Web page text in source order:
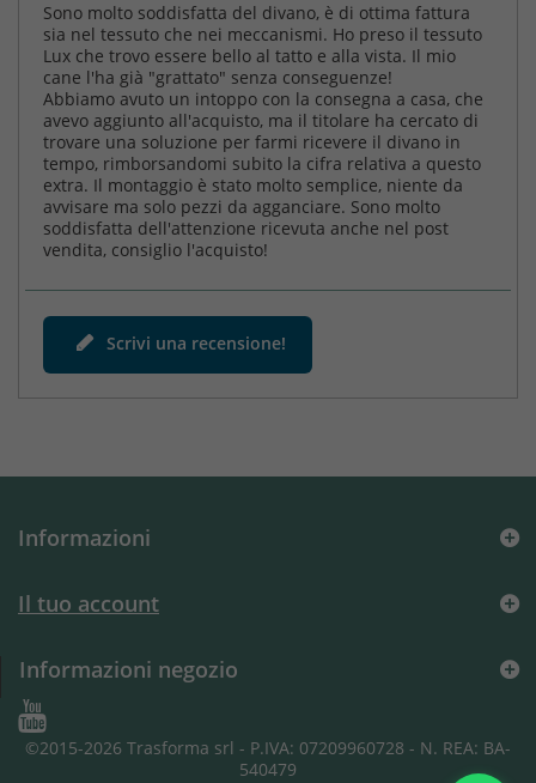
Sono molto soddisfatta del divano, è di ottima fattura
sia nel tessuto che nei meccanismi. Ho preso il tessuto
Lux che trovo essere bello al tatto e alla vista. Il mio
cane l'ha già "grattato" senza conseguenze!
Abbiamo avuto un intoppo con la consegna a casa, che
avevo aggiunto all'acquisto, ma il titolare ha cercato di
trovare una soluzione per farmi ricevere il divano in
tempo, rimborsandomi subito la cifra relativa a questo
extra. Il montaggio è stato molto semplice, niente da
avvisare ma solo pezzi da agganciare. Sono molto
soddisfatta dell'attenzione ricevuta anche nel post
vendita, consiglio l'acquisto!
Scrivi una recensione!
Informazioni
Il tuo account
Informazioni negozio
©2015-2026 Trasforma srl - P.IVA: 07209960728 - N. REA: BA-
540479